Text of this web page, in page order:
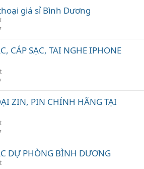
giá sỉ Bình Dương
CÁP SẠC, TAI NGHE IPHONE
ZIN, PIN CHÍNH HÃNG TẠI
DỰ PHÒNG BÌNH DƯƠNG